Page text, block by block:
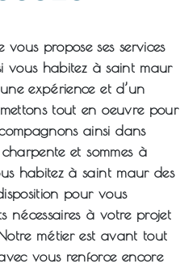
vous propose ses services
vous habitez àsaint maur
expérience et d’un
tout en oeuvre pour
ainsi dans
et sommes à
habitez àsaint maur des
pour vous
nécessaires à votre projet
métier est avant tout
vous renforce encore